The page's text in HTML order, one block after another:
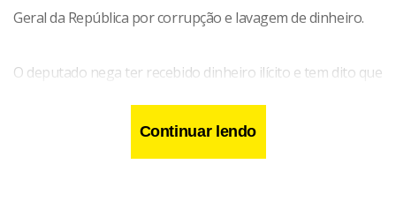
Geral da República por corrupção e lavagem de dinheiro.
O deputado nega ter recebido dinheiro ilícito e tem dito que
“não é comentarista de delação”. O lobista do PMDB, preso
há uma semana, disse à PF que o repasse a Cunha foi um
pedido de Felipe Diniz, filho do ex-deputado Fernando Diniz
Continuar lendo